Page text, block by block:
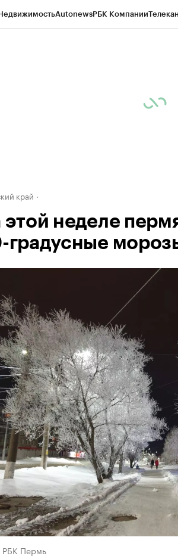
AutonewsРБК Компании
край
этой неделе
градусные
Пермь